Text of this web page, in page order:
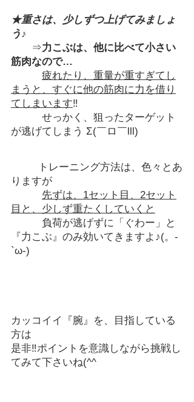
★重さは、少しずつ上げてみましょ
う♪
⇒力こぶは、他に比べて小さい
筋肉なので…
疲れたり、重量が重すぎてし
まうと、すぐに他の筋肉に力を借り
てしまいます‼
せっかく、狙ったターゲット
が逃げてしまう Σ(￣ロ￣lll)
りますが
先ずは、1セット目、2セット
目と、少しず重たくしていくと
負荷が逃げずに「ぐわー」と
『力こぶ』のみ効いてきますよ♪(。-
`ω-)
カッコイイ『腕』を、目指している
方は
是非‼ポイントを意識しながら挑戦し
てみて下さいね(^^ゞ